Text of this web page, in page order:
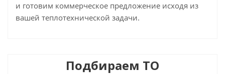
и готовим коммерческое предложение исходя из
вашей теплотехнической задачи.
Подбираем ТО